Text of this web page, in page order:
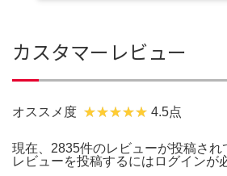
カスタマーレビュー
オススメ度 4.5点
現在、2835件のレビューが投稿され
レビューを投稿するには ログインが